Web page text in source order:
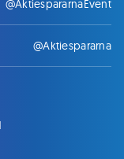
@AktiespararnaEvent
@Aktiespararna